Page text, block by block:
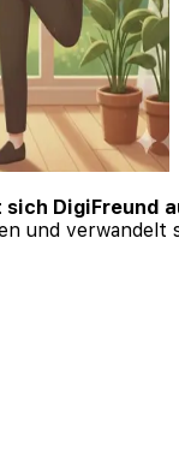
sich DigiFreund
und